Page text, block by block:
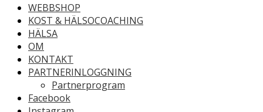
WEBBSHOP
KOST & HÄLSOCOACHING
HÄLSA
OM
KONTAKT
PARTNERINLOGGNING
Partnerprogram
Facebook